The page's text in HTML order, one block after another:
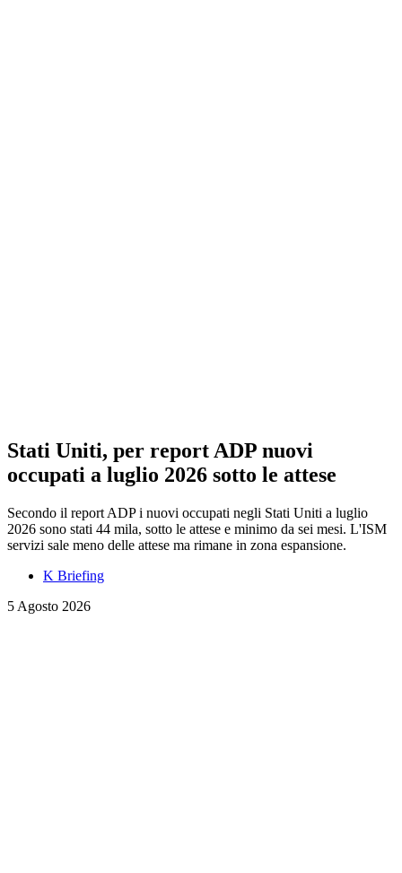
Stati Uniti, per report ADP nuovi
occupati a luglio 2026 sotto le attese
Secondo il report ADP i nuovi occupati negli Stati Uniti a luglio
2026 sono stati 44 mila, sotto le attese e minimo da sei mesi. L'ISM
servizi sale meno delle attese ma rimane in zona espansione.
K Briefing
5 Agosto 2026